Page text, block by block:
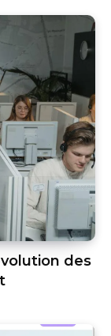
des